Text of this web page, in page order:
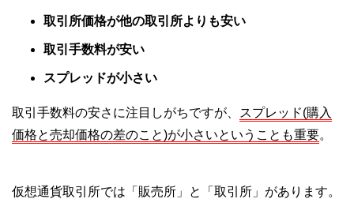
取引所価格が他の取引所よりも安い
取引手数料が安い
スプレッドが小さい
取引手数料の安さに注目しがちですが、
スプレッド(購入
価格と売却価格の差のこと)が小さいということも重要。
仮想通貨取引所では「販売所」と「取引所」があります。